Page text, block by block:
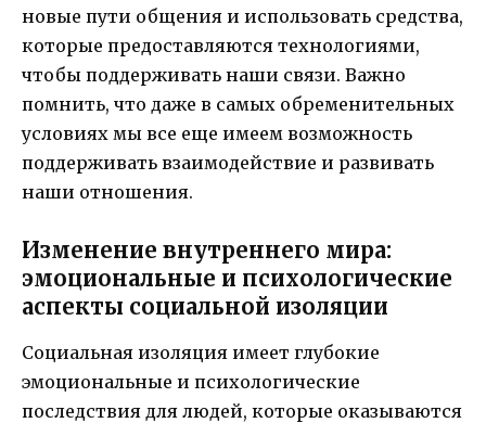
новые пути общения и использовать средства,
которые предоставляются технологиями,
чтобы поддерживать наши связи. Важно
помнить, что даже в самых обременительных
условиях мы все еще имеем возможность
поддерживать взаимодействие и развивать
наши отношения.
Изменение внутреннего мира:
эмоциональные и психологические
аспекты социальной изоляции
Социальная изоляция имеет глубокие
эмоциональные и психологические
последствия для людей, которые оказываются